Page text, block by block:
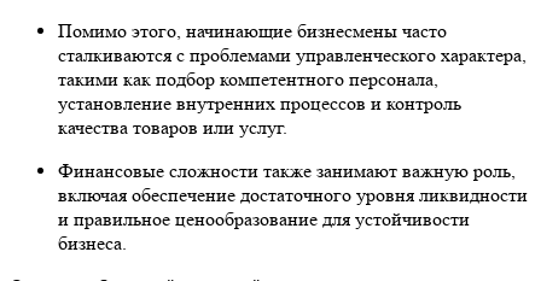
Помимо этого, начинающие бизнесмены часто
сталкиваются с проблемами управленческого характера,
такими как подбор компетентного персонала,
установление внутренних процессов и контроль
качества товаров или услуг.
Финансовые сложности также занимают важную роль,
включая обеспечение достаточного уровня ликвидности
и правильное ценообразование для устойчивости
бизнеса.